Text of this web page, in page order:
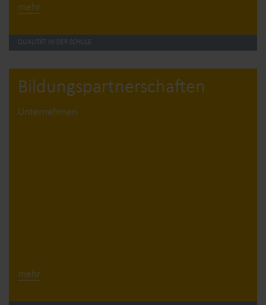
mehr
QUALITÄT IN DER SCHULE
Bildungs­partner­schaften
Unternehmen
mehr